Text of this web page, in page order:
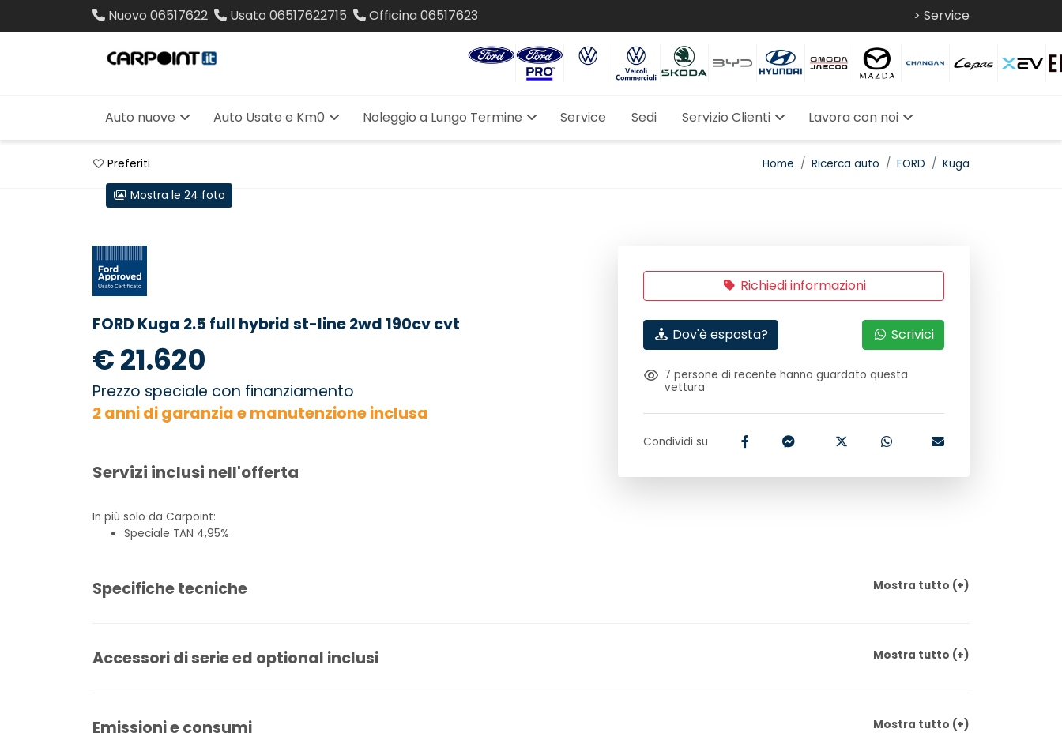
Nuovo 06517622 Usato 06517622715 Officina06517623 > Service
Auto nuove Auto Usate e Km0 Noleggio a Lungo Termine Service Sedi Servizio Clienti Lavora con noi
Preferiti Home Ricerca auto FORD Kuga
Mostra le 24 foto
FORD Kuga 2.5 full hybrid st-line 2wd 190cv cvt
€ 21.620
Prezzo speciale con finanziamento
2 anni di garanzia e manutenzione inclusa
Servizi inclusi nell'offerta
In più solo da Carpoint:
Speciale TAN 4,95%
Richiedi informazioni
Dov'è esposta? Scrivici
7 persone di recente hanno guardato questa
vettura
Condividi su
Specifiche tecniche Mostra tutto (+)
Accessori di serie ed optional inclusi Mostra tutto (+)
Emissioni e consumi Mostra tutto (+)